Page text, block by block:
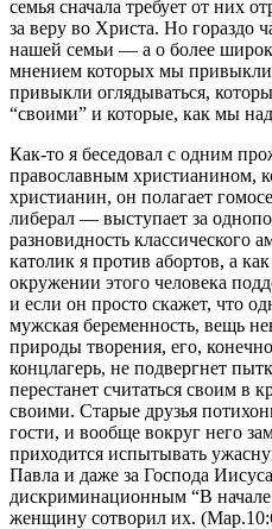
семья сначала требует от них
за веру во Христа. Но гораздо
нашей семьи — а о более
мнением которых мы
привыкли оглядываться,
“своими” и которые, как мы
Как-то я беседовал с одним
православным христианином,
христианин, он полагает
либерал — выступает за
разновидность классического
католик я против абортов, а
окружении этого человека
и если он просто скажет, что
мужская беременность, вещь
природы творения, его,
концлагерь, не подвергнет
перестанет считаться своим в
своими. Старые друзья
гости, и вообще вокруг него
приходится испытывать
Павла и даже за Господа
дискриминационным “В
женщину сотворил их.